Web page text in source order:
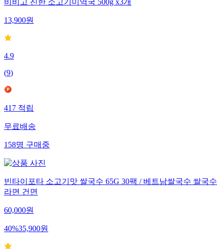
비비고 진한 소고기미역국 500g x3개
13,900원
4.9
(9)
417적립
무료배송
158명구매중
빈타이포타 소고기맛 쌀국수 65G 30팩 / 베트남쌀국수 쌀국수
라면 건면
60,000원
40%35,900원